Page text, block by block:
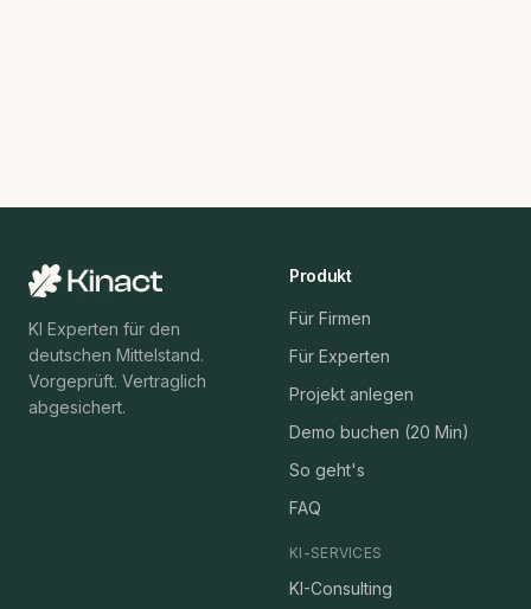
KI Experten für den
deutschen Mittelstand.
Vorgeprüft. Vertraglich
abgesichert.
Produkt
Für Firmen
Für Experten
Projekt anlegen
Demo buchen (20 Min)
So geht's
FAQ
KI-SERVICES
KI-Consulting